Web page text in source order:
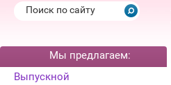
Мы предлагаем:
Выпускной